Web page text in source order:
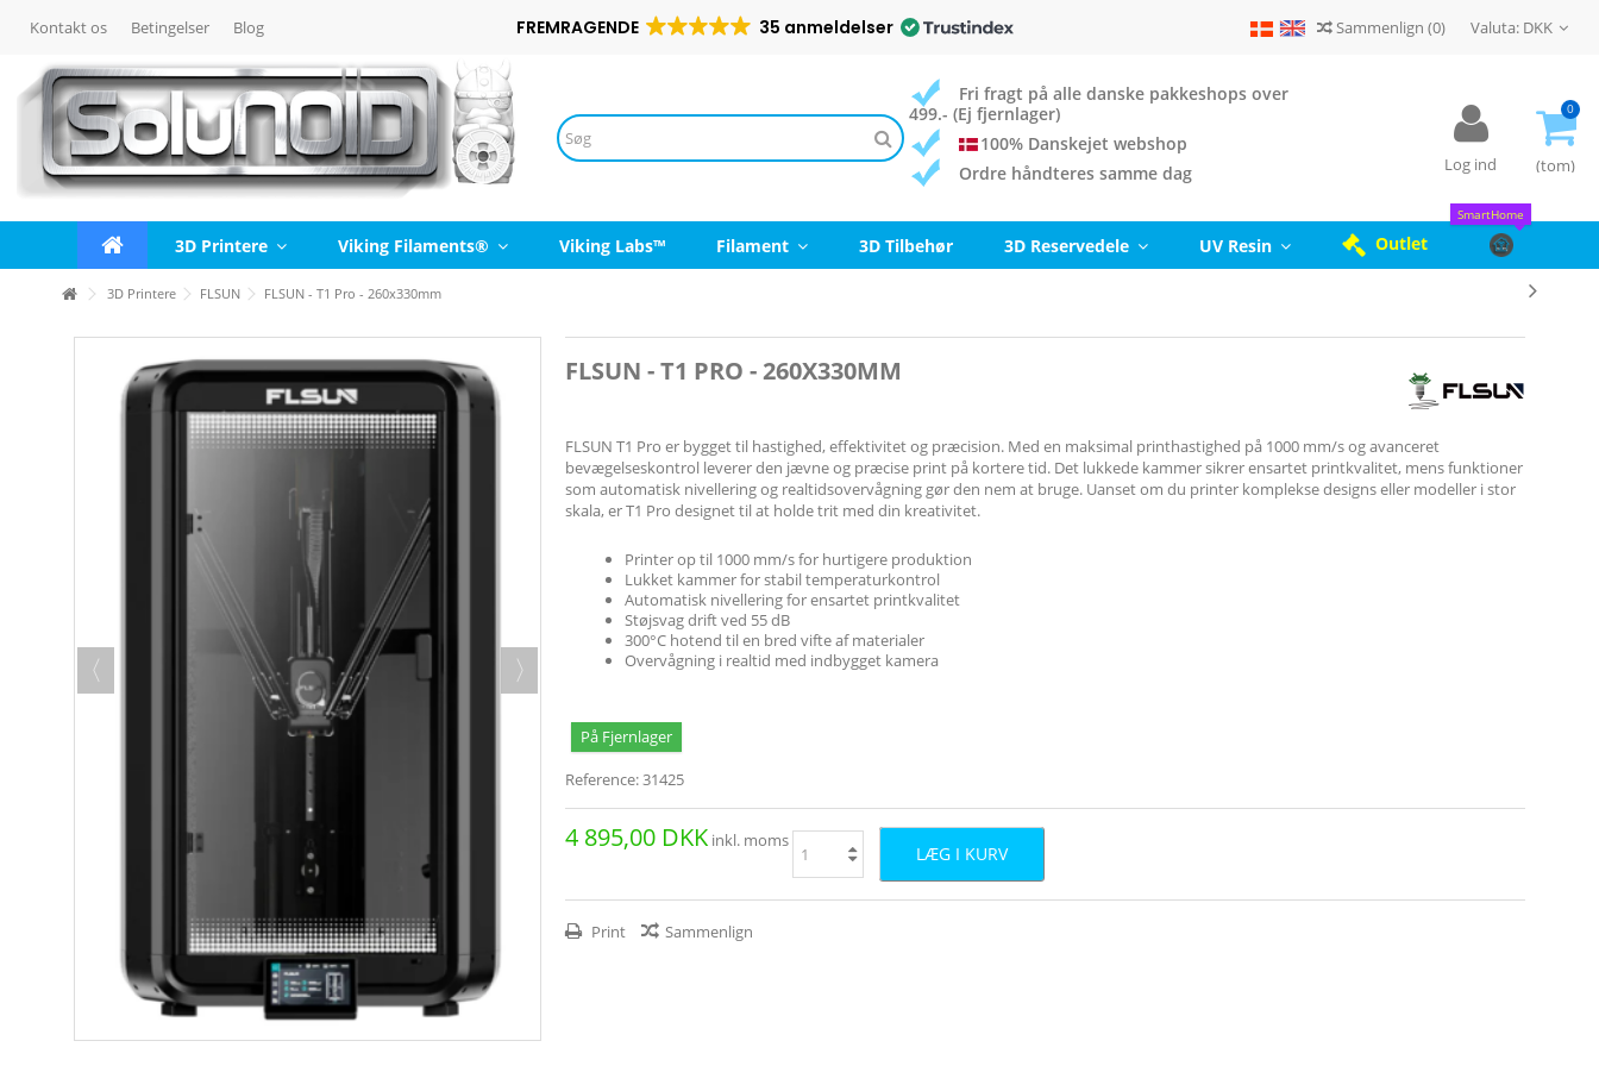
Betingelser Blog
Kontakt os FREMRAGENDE 35 anmeldelser Sammenlign (0) Valuta:DKK
Fri fragt på alle danske pakkeshops over
499.- (Ej fjernlager)
100% Danskejet webshop
Ordre håndteres samme dag
Log ind
0
(tom)
3D Printere Viking Filaments® Viking Labs™ Filament 3D Tilbehør 3D Reservedele UV Resin Outlet
SmartHome
3D Printere FLSUN FLSUN - T1 Pro - 260x330mm
FLSUN - T1 PRO - 260X330MM
FLSUN T1 Pro er bygget til hastighed, effektivitet og præcision. Med en maksimal printhastighed på 1000 mm/s og avanceret
bevægelseskontrol leverer den jævne og præcise print på kortere tid. Det lukkede kammer sikrer ensartet printkvalitet, mens funktioner
som automatisk nivellering og realtidsovervågning gør den nem at bruge. Uanset om du printer komplekse designs eller modeller i stor
skala, er T1 Pro designet til at holde trit med din kreativitet.
Printer op til 1000 mm/s for hurtigere produktion
Lukket kammer for stabil temperaturkontrol
Automatisk nivellering for ensartet printkvalitet
Støjsvag drift ved 55 dB
300°C hotend til en bred vifte af materialer
Overvågning i realtid med indbygget kamera
På Fjernlager
Reference:31425
4 895,00 DKK inkl. moms
LÆG I KURV
Print Sammenlign